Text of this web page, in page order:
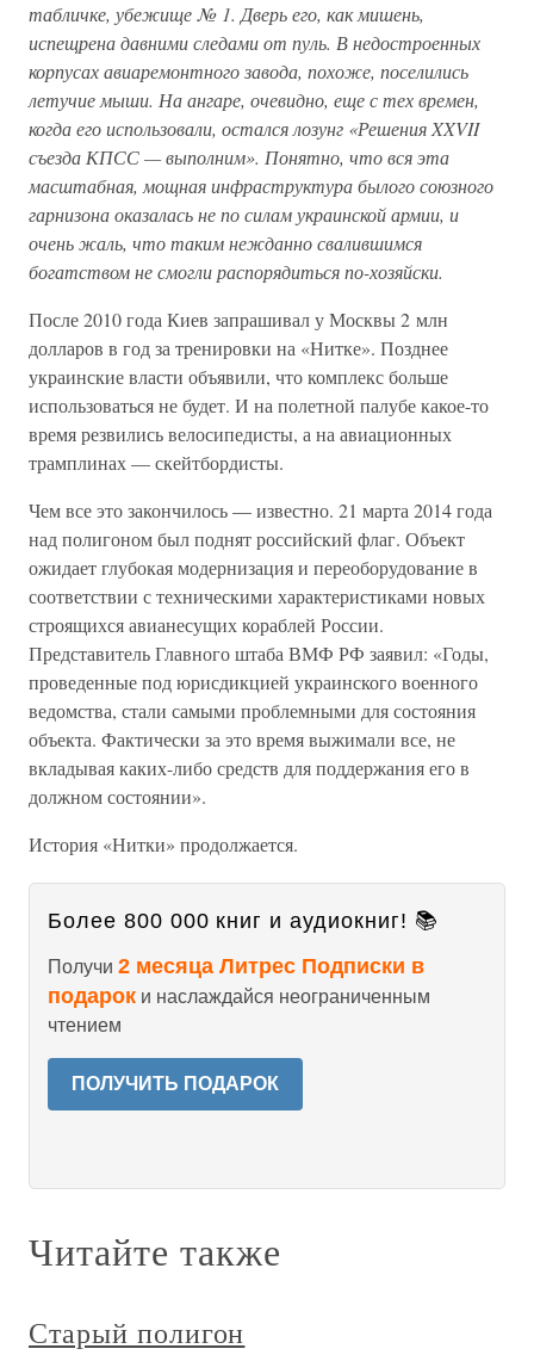
табличке, убежище № 1. Дверь его, как мишень,
испещрена давними следами от пуль. В недостроенных
корпусах авиаремонтного завода, похоже, поселились
летучие мыши. На ангаре, очевидно, еще с тех времен,
когда его использовали, остался лозунг «Решения XXVII
съезда КПСС — выполним». Понятно, что вся эта
масштабная, мощная инфраструктура былого союзного
гарнизона оказалась не по силам украинской армии, и
очень жаль, что таким нежданно свалившимся
богатством не смогли распорядиться по-хозяйски.
После 2010 года Киев запрашивал у Москвы 2 млн
долларов в год за тренировки на «Нитке». Позднее
украинские власти объявили, что комплекс больше
использоваться не будет. И на полетной палубе какое-то
время резвились велосипедисты, а на авиационных
трамплинах — скейтбордисты.
Чем все это закончилось — известно. 21 марта 2014 года
над полигоном был поднят российский флаг. Объект
ожидает глубокая модернизация и переоборудование в
соответствии с техническими характеристиками новых
строящихся авианесущих кораблей России.
Представитель Главного штаба ВМФ РФ заявил: «Годы,
проведенные под юрисдикцией украинского военного
ведомства, стали самыми проблемными для состояния
объекта. Фактически за это время выжимали все, не
вкладывая каких-либо средств для поддержания его в
должном состоянии».
История «Нитки» продолжается.
Более 800 000 книг и аудиокниг! 📚
Получи 2 месяца Литрес Подписки в
подарок и наслаждайся неограниченным
чтением
ПОЛУЧИТЬ ПОДАРОК
Читайте также
Старый полигон